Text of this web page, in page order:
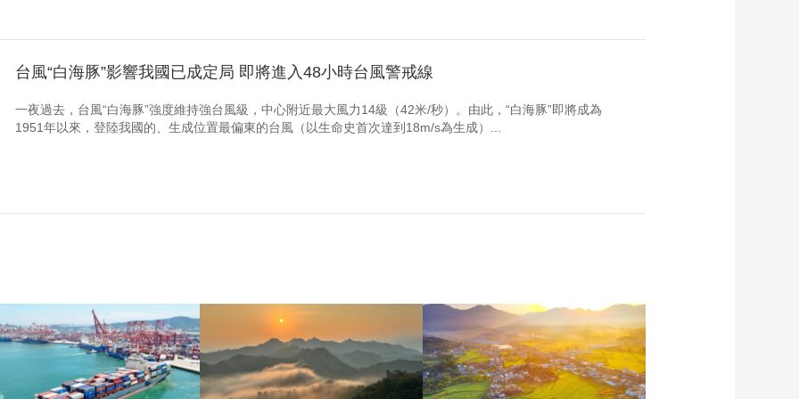
台風“白海豚”影響我國已成定局 即將進入48小時台風警戒線
一夜過去，台風“白海豚”強度維持強台風級，中心附近最大風力14級（42米/秒）。由此，“白海豚”即將成為
1951年以來，登陸我國的、生成位置最偏東的台風（以生命史首次達到18m/s為生成）...